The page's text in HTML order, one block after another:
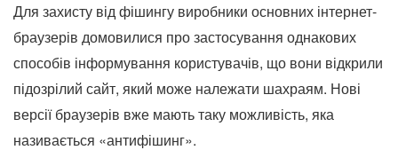
Для захисту від фішингу виробники основних інтернет-
браузерів домовилися про застосування однакових
способів інформування користувачів, що вони відкрили
підозрілий сайт, який може належати шахраям. Нові
версії браузерів вже мають таку можливість, яка
називається «антифішинг».